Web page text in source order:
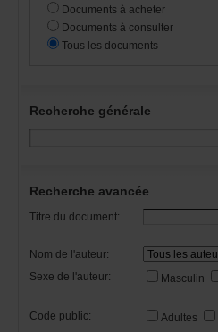
Documentsàacheter
Documentsàconsulter
Touslesdocuments
Recherchegénérale
Rechercheavancée
Titredudocument:
Nomdel'auteur:
Sexedel'auteur:
Masculin
Codepublic: Adultes